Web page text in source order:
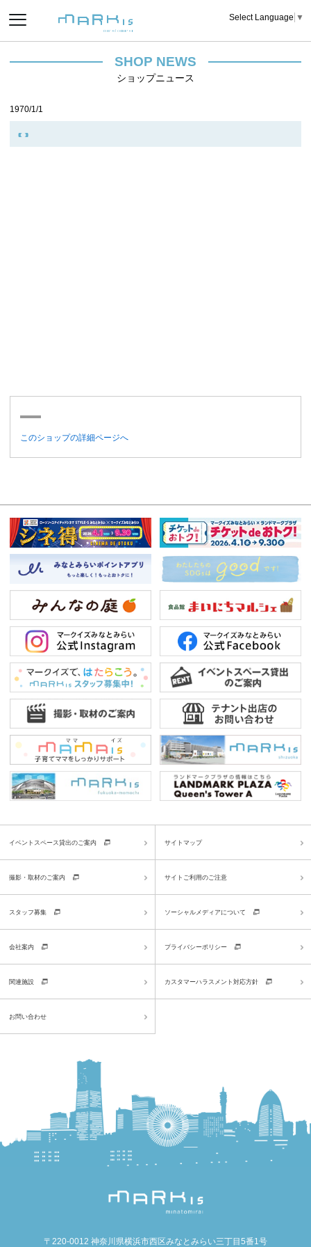
Select Language ▼
SHOP NEWS
ショップニュース
1970/1/1
このショップの詳細ページへ
イベントスペース貸出のご案内
撮影・取材のご案内
スタッフ募集
会社案内
関連施設
お問い合わせ
サイトマップ
サイトご利用のご注意
ソーシャルメディアについて
プライバシーポリシー
カスタマーハラスメント対応方針
〒220-0012 神奈川県横浜市西区みなとみらい三丁目5番1号